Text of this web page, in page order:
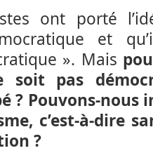
ont porté
et
». Mais
soit pas
? Pouvons-nous
c’est-à-dire
?